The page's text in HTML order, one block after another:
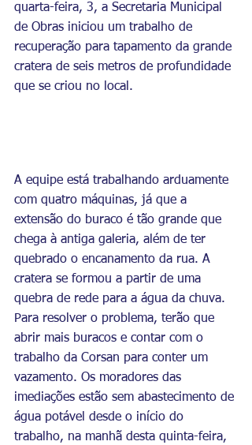
quarta-feira, 3, a Secretaria Municipal
de Obras iniciou um trabalho de
recuperação para tapamento da grande
cratera de seis metros de profundidade
que se criou no local.
A equipe está trabalhando arduamente
com quatro máquinas, já que a
extensão do buraco é tão grande que
chega à antiga galeria, além de ter
quebrado o encanamento da rua. A
cratera se formou a partir de uma
quebra de rede para a água da chuva.
Para resolver o problema, terão que
abrir mais buracos e contar com o
trabalho da Corsan para conter um
vazamento. Os moradores das
imediações estão sem abastecimento de
água potável desde o início do
trabalho, na manhã desta quinta-feira,